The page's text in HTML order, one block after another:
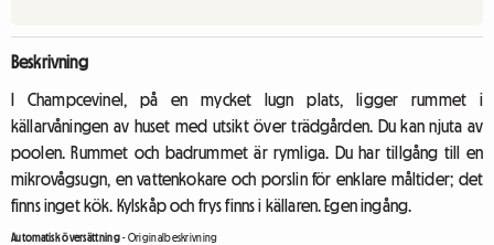
Beskrivning
I Champcevinel, på en mycket lugn plats, ligger rummet i
källarvåningen av huset med utsikt över trädgården. Du kan njuta av
poolen. Rummet och badrummet är rymliga. Du har tillgång till en
mikrovågsugn, en vattenkokare och porslin för enklare måltider; det
finns inget kök. Kylskåp och frys finns i källaren. Egen ingång.
Automatisk översättning-Originalbeskrivning